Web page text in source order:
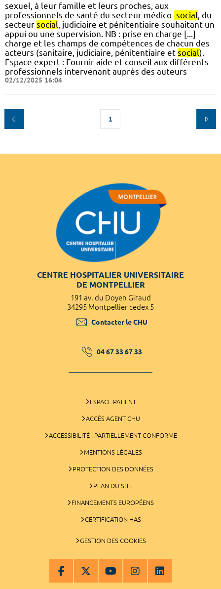
sexuel, à leur famille et leurs proches, aux
professionnels de santé du secteur médico- social , du
secteur social , judiciaire et pénitentiaire souhaitant un
appui ou une supervision. NB : prise en charge [...]
charge et les champs de compétences de chacun des
acteurs (sanitaire, judiciaire, pénitentiaire et social).
Espace expert : Fournir aide et conseil aux différents
professionnels intervenant auprès des auteurs
02/12/2025 16:04
1
CENTRE HOSPITALIER UNIVERSITAIRE
DE MONTPELLIER
191 av. du Doyen Giraud
34295 Montpellier cedex 5
Contacter le CHU
04 67 33 67 33
ESPACE PATIENT
ACCÈS AGENT CHU
ACCESSIBILITÉ : PARTIELLEMENT CONFORME
MENTIONS LÉGALES
PROTECTION DES DONNÉES
PLAN DU SITE
FINANCEMENTS EUROPÉENS
CERTIFICATION HAS
GESTION DES COOKIES